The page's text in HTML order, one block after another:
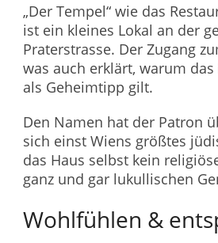
„Der Tempel“ wie das
ist ein kleines Lokal an der
Praterstrasse. Der Zugang
was auch erklärt, warum
als Geheimtipp gilt.
Den Namen hat der Patron
sich einst Wiens größtes
das Haus selbst kein
ganz und gar lukullischen
Wohlfühlen &